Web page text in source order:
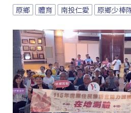
原鄉 體育 南投仁愛 原鄉少棒